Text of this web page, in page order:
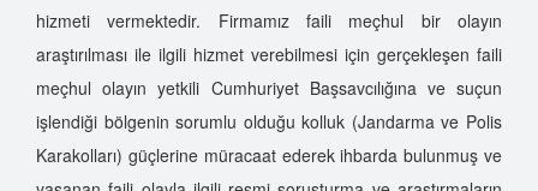
hizmeti vermektedir. Firmamız faili meçhul bir olayın
araştırılması ile ilgili hizmet verebilmesi için gerçekleşen faili
meçhul olayın yetkili Cumhuriyet Başsavcılığına ve suçun
işlendiği bölgenin sorumlu olduğu kolluk (Jandarma ve Polis
Karakolları) güçlerine müracaat ederek ihbarda bulunmuş ve